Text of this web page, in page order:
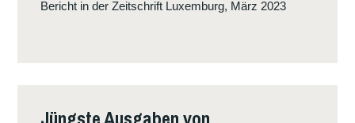
Bericht in der Zeitschrift Luxemburg, März 2023